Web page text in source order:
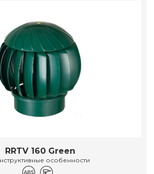
RRTV 160 Green
особенности